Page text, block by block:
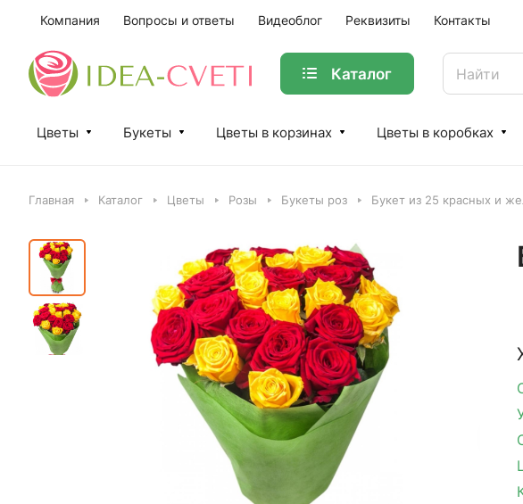
Компания Вопросы и ответы Видеоблог Реквизиты Контакты
Каталог
Цветы Букеты Цветы в корзинах Цветы в коробках
Главная Каталог Цветы Розы Букеты роз Букет из 25 красных и